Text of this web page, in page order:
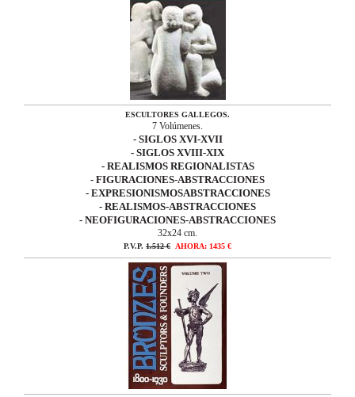
ESCULTORES GALLEGOS.
7 Volúmenes.
- SIGLOS XVI-XVII
- SIGLOS XVIII-XIX
- REALISMOS REGIONALISTAS
- FIGURACIONES-ABSTRACCIONES
- EXPRESIONISMOSABSTRACCIONES
- REALISMOS-ABSTRACCIONES
- NEOFIGURACIONES-ABSTRACCIONES
32x24 cm.
P.V.P. 1.512 € AHORA: 1435 €